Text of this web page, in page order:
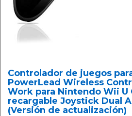
Controlador de juegos
PowerLead Wireless
Work para Nintendo Wii U
recargable Joystick Dual
(Versión de actualización)